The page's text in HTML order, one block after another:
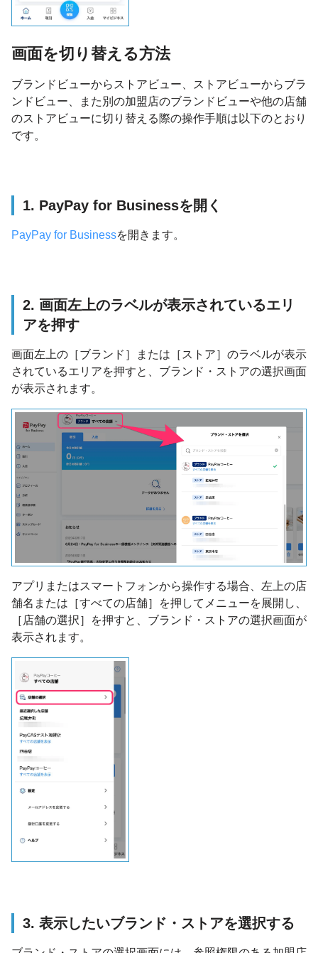
画面を切り替える方法
ブランドビューからストアビュー、ストアビューからブラ
ンドビュー、また別の加盟店のブランドビューや他の店舗
のストアビューに切り替える際の操作手順は以下のとおり
です。
1. PayPay for Businessを開く
PayPay for Businessを開きます。
2. 画面左上のラベルが表示されているエリ
アを押す
画面左上の［ブランド］または［ストア］のラベルが表示
されているエリアを押すと、ブランド・ストアの選択画面
が表示されます。
アプリまたはスマートフォンから操作する場合、左上の店
舗名または［すべての店舗］を押してメニューを展開し、
［店舗の選択］を押すと、ブランド・ストアの選択画面が
表示されます。
3. 表示したいブランド・ストアを選択する